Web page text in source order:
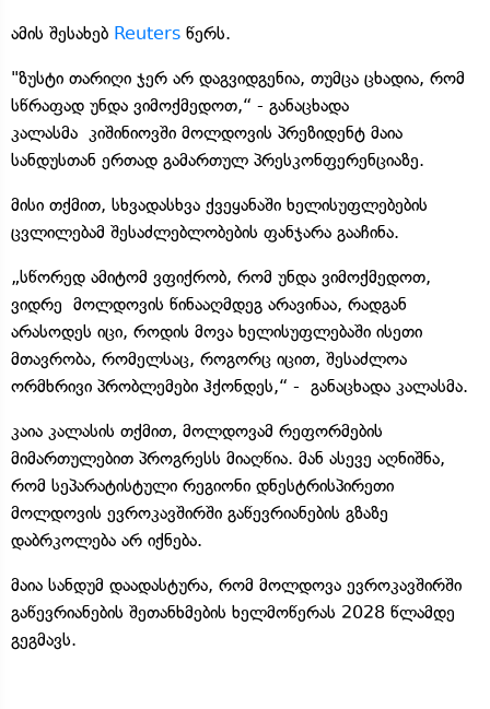
ამის შესახებ Reuters წერს.
"ზუსტი თარიღი ჯერ არ დაგვიდგენია, თუმცა ცხადია, რომ
სწრაფად უნდა ვიმოქმედოთ,“ - განაცხადა
კალასმა კიშინიოვში მოლდოვის პრეზიდენტ მაია
სანდუსთან ერთად გამართულ პრესკონფერენციაზე.
მისი თქმით, სხვადასხვა ქვეყანაში ხელისუფლებების
ცვლილებამ შესაძლებლობების ფანჯარა გააჩინა.
„სწორედ ამიტომ ვფიქრობ, რომ უნდა ვიმოქმედოთ,
ვიდრე მოლდოვის წინააღმდეგ არავინაა, რადგან
არასოდეს იცი, როდის მოვა ხელისუფლებაში ისეთი
მთავრობა, რომელსაც, როგორც იცით, შესაძლოა
ორმხრივი პრობლემები ჰქონდეს,“ - განაცხადა კალასმა.
კაია კალასის თქმით, მოლდოვამ რეფორმების
მიმართულებით პროგრესს მიაღწია. მან ასევე აღნიშნა,
რომ სეპარატისტული რეგიონი დნესტრისპირეთი
მოლდოვის ევროკავშირში გაწევრიანების გზაზე
დაბრკოლება არ იქნება.
მაია სანდუმ დაადასტურა, რომ მოლდოვა ევროკავშირში
გაწევრიანების შეთანხმების ხელმოწერას 2028 წლამდე
გეგმავს.